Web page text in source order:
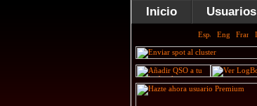
Inicio Usuarios